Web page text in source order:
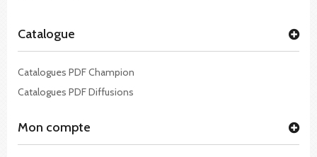
Catalogue
Catalogues PDF Champion
Catalogues PDF Diffusions
Mon compte